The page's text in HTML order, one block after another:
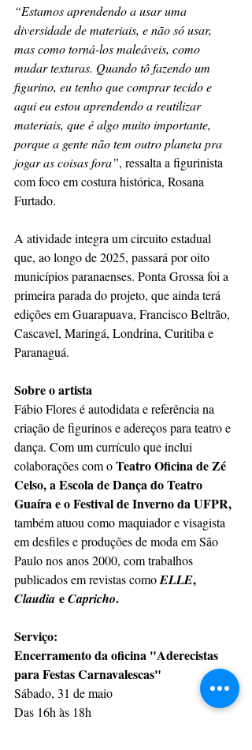
“Estamos aprendendo a usar uma
diversidade de materiais, e não só usar,
mas como torná-los maleáveis, como
mudar texturas. Quando tô fazendo um
figurino, eu tenho que comprar tecido e
aqui eu estou aprendendo a reutilizar
materiais, que é algo muito importante,
porque a gente não tem outro planeta pra
jogar as coisas fora”, ressalta a figurinista
com foco em costura histórica, Rosana
Furtado.
A atividade integra um circuito estadual
que, ao longo de 2025, passará por oito
municípios paranaenses. Ponta Grossa foi a
primeira parada do projeto, que ainda terá
edições em Guarapuava, Francisco Beltrão,
Cascavel, Maringá, Londrina, Curitiba e
Paranaguá.
Sobre o artista
Fábio Flores é autodidata e referência na
criação de figurinos e adereços para teatro e
dança. Com um currículo que inclui
colaborações com o Teatro Oficina de Zé
Celso, a Escola de Dança do Teatro
Guaíra e o Festival de Inverno da UFPR,
também atuou como maquiador e visagista
em desfiles e produções de moda em São
Paulo nos anos 2000, com trabalhos
publicados em revistas como ELLE,
Claudia e Capricho.
Serviço:
Encerramento da oficina "Aderecistas
para Festas Carnavalescas"
Sábado, 31 de maio
Das 16h às 18h